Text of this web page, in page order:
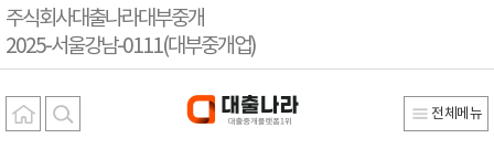
주식회사대출나라대부중개
2025-서울강남-0111(대부중개업)
전체메뉴